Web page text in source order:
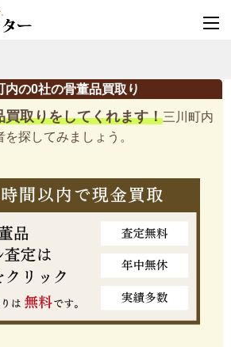
内の0社の骨董品買取り
買取りをしてくれます！三川町内
探してみましょう。